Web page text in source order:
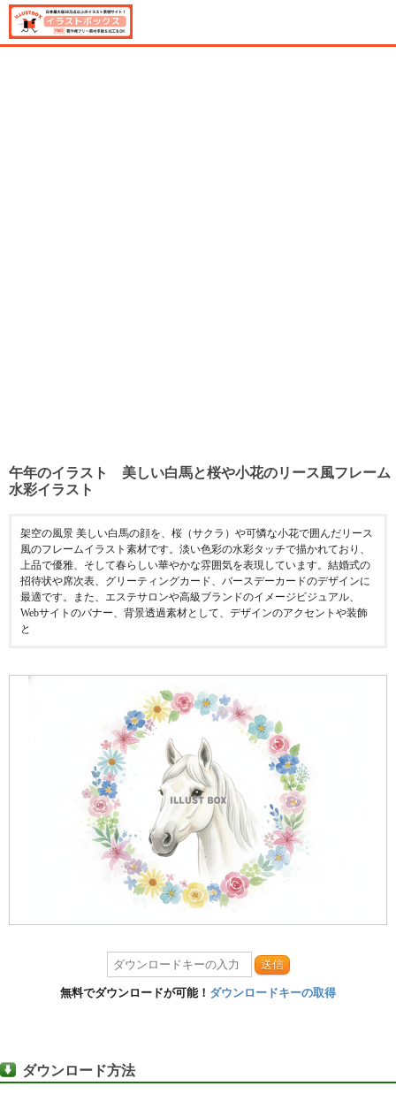
午年のイラスト 美しい白馬と桜や小花のリース風フレーム
水彩イラスト
架空の風景 美しい白馬の顔を、桜（サクラ）や可憐な小花で囲んだリース
風のフレームイラスト素材です。淡い色彩の水彩タッチで描かれており、
上品で優雅、そして春らしい華やかな雰囲気を表現しています。結婚式の
招待状や席次表、グリーティングカード、バースデーカードのデザインに
最適です。また、エステサロンや高級ブランドのイメージビジュアル、
Webサイトのバナー、背景透過素材として、デザインのアクセントや装飾
と
送信
無料でダウンロードが可能！ ダウンロードキーの取得
ダウンロード方法